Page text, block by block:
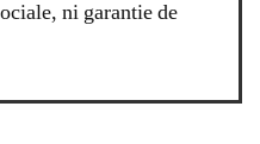
ni garantie de